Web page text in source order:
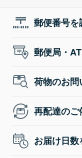
郵便番号を
郵便局・
荷物のお
再配達のご
お届け日数